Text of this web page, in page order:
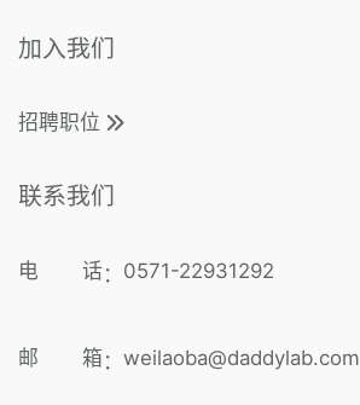
加入我们
招聘职位
联系我们
电 话 ： 0571-22931292
邮 箱 ： weilaoba@daddylab.com